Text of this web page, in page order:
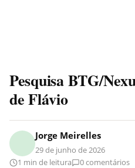
Pesquisa BTG/
de Flávio
Jorge Meirelles
29 de junho de 2026
1 min de leitura
0 comentários